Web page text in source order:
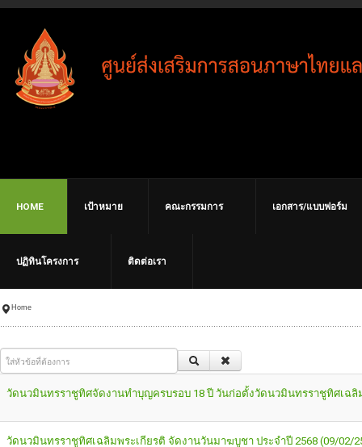
HOME เป้าหมาย คณะกรรมการ เอกสาร/แบบฟอร์ม
ปฏิทินโครงการ ติดต่อเรา
Home
วัดนวมินทรราชูทิศจัดงานทำบุญครบรอบ 18 ปี วันก่อตั้งวัดนวมินทรราชูทิศเฉ
วัดนวมินทรราชูทิศเฉลิมพระเกียรติ จัดงานวันมาฆบูชา ประจำปี 2568 (09/02/